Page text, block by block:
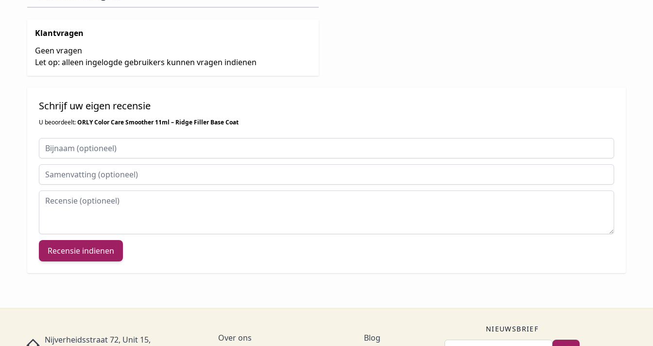
Klantvragen
Geen vragen
Let op: alleen ingelogde gebruikers kunnen vragen indienen
Schrijf uw eigen recensie
U beoordeelt:ORLY Color Care Smoother 11ml – Ridge Filler Base Coat
Bijnaam
Samenvatting
Recensie
Recensie indienen
Nijverheidsstraat 72, Unit 15,
Over ons
Blog
NIEUWSBRIEF